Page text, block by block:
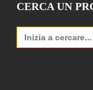
CERCA UN
Search
for: